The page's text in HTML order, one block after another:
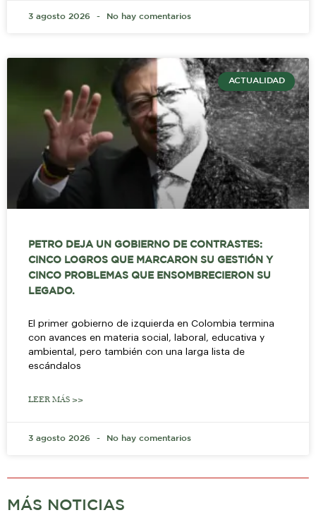
3 agosto 2026 No hay comentarios
ACTUALIDAD
PETRO DEJA UN GOBIERNO DE CONTRASTES:
CINCO LOGROS QUE MARCARON SU GESTIÓN Y
CINCO PROBLEMAS QUE ENSOMBRECIERON SU
LEGADO.
El primer gobierno de izquierda en Colombia termina
con avances en materia social, laboral, educativa y
ambiental, pero también con una larga lista de
escándalos
LEER MÁS >>
3 agosto 2026 No hay comentarios
MÁS NOTICIAS